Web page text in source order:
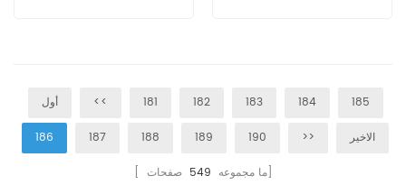
أول << 181 182 183 184 185
186 187 188 189 190 >> الاخير
[ ما مجموعه 549 صفحات]